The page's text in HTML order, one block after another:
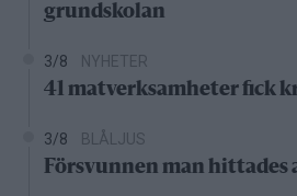
grundskolan
3/8 NYHETER
41 matverksamheter fick
3/8 BLÅLJUS
Försvunnen man hittades